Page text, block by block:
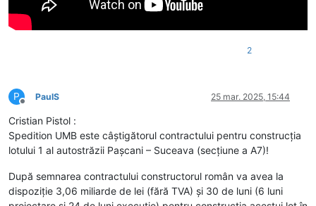
2
P
Deconectat
PaulS 25 mar. 2025, 15:44
Cristian Pistol :
Spedition UMB este câștigătorul contractului pentru construcția
lotului 1 al autostrăzii Pașcani – Suceava (secțiune a A7)!
După semnarea contractului constructorul român va avea la
dispoziție 3,06 miliarde de lei (fără TVA) și 30 de luni (6 luni